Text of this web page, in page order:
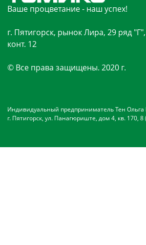
Ваше процветание - наш успех!
г. Пятигорск, рынок Лира, 29 ряд "Г",
конт. 12
© Все права защищены. 2020 г.
Индивидуальный предприниматель Тен
г. Пятигорск, ул. Панагюриште, дом 4, кв. 170, 8